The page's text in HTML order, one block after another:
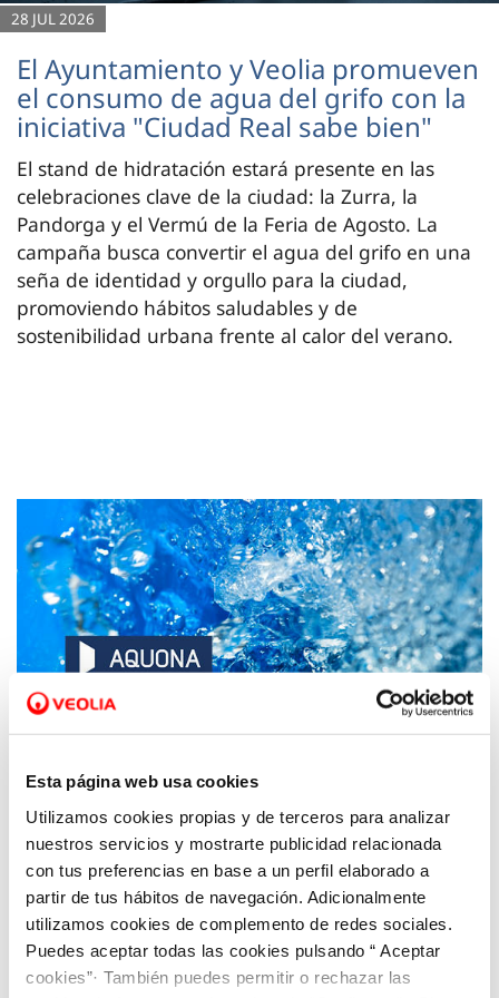
Esta página web usa cookies
Utilizamos cookies propias y de terceros para analizar
nuestros servicios y mostrarte publicidad relacionada
con tus preferencias en base a un perfil elaborado a
partir de tus hábitos de navegación. Adicionalmente
utilizamos cookies de complemento de redes sociales.
Puedes aceptar todas las cookies pulsando “ Aceptar
cookies”· También puedes permitir o rechazar las
28 JUL 2026
El Ayuntamiento y Veolia promueven
el consumo de agua del grifo con la
iniciativa "Ciudad Real sabe bien"
El stand de hidratación estará presente en las
celebraciones clave de la ciudad: la Zurra, la
Pandorga y el Vermú de la Feria de Agosto. La
campaña busca convertir el agua del grifo en una
seña de identidad y orgullo para la ciudad,
promoviendo hábitos saludables y de
sostenibilidad urbana frente al calor del verano.
20 AGO 2020
El agua de Benavente cuenta con todas las
garantías sanitarias para su consumo por la
población